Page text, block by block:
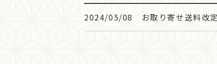
2024/05/08 お取り寄せ送料改